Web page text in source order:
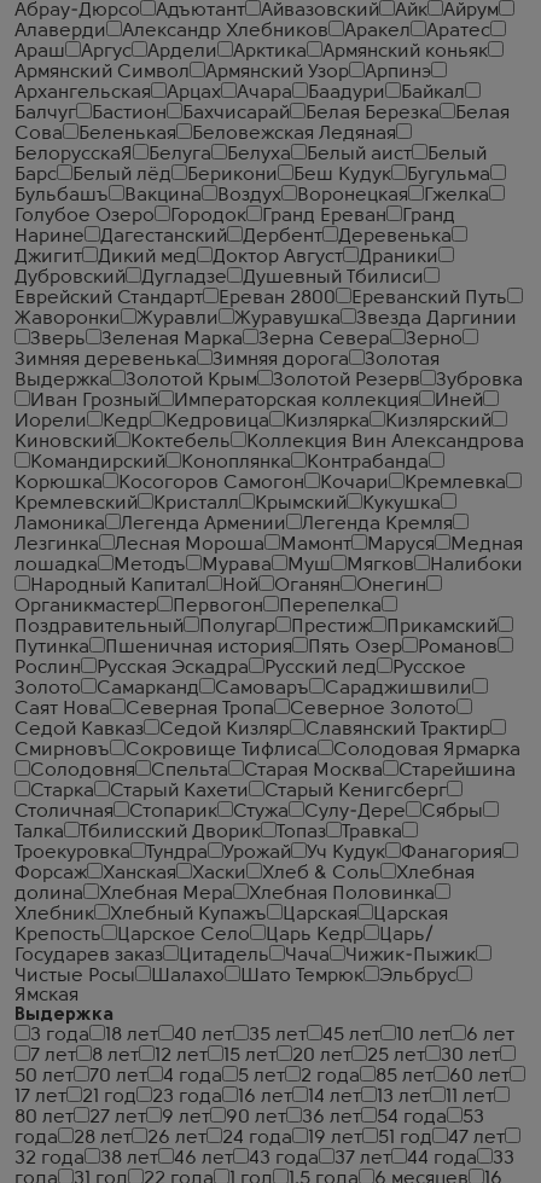
Абрау-Дюрсо
Адъютант Айвазовский Айк
Айрум
Алаверди
Александр Хлебников Аракел
Аратес
Араш
Аргус Ардели Арктика
Армянский коньяк
Армянский Символ
Армянский Узор
Арпинэ
Архангельская
Арцах Ачара Баадури
Байкал
Балчуг
Бастион Бахчисарай Белая Березка
Белая
Сова
Беленькая
Беловежская Ледяная
БелорусскаЯ
Белуга Белуха Белый аист
Белый
Барс
Белый лёд Берикони Беш Кудук
Бугульма
Бульбашъ
Вакцина Воздух Воронецкая
Гжелка
Голубое Озеро
Городок Гранд Ереван
Гранд
Нарине
Дагестанский Дербент
Деревенька
Джигит
Дикий мед Доктор Август
Драники
Дубровский
Дугладзе
Душевный Тбилиси
Еврейский Стандарт
Ереван 2800
Ереванский Путь
Жаворонки
Журавли Журавушка
Звезда Даргинии
Зверь
Зеленая Марка Зерна Севера
Зерно
Зимняя деревенька
Зимняя дорога
Золотая
Выдержка
Золотой Крым Золотой Резерв
Зубровка
Иван Грозный
Императорская коллекция
Иней
Иорели
Кедр Кедровица Кизлярка
Кизлярский
Киновский
Коктебель
Коллекция Вин Александрова
Командирский
Коноплянка
Контрабанда
Корюшка
Косогоров Самогон Кочари
Кремлевка
Кремлевский
Кристалл Крымский
Кукушка
Ламоника
Легенда Армении
Легенда Кремля
Лезгинка
Лесная Мороша Мамонт Маруся
Медная
лошадка
Методъ Мурава Муш Мягков
Налибоки
Народный Капитал
Ной Оганян
Онегин
Органикмастер
Первогон
Перепелка
Поздравительный
Полугар Престиж
Прикамский
Путинка
Пшеничная история Пять Озер
Романов
Рослин
Русская Эскадра Русский лед
Русское
Золото
Самарканд Самоваръ
Сараджишвили
Саят Нова
Северная Тропа
Северное Золото
Седой Кавказ
Седой Кизляр
Славянский Трактир
Смирновъ
Сокровище Тифлиса
Солодовая Ярмарка
Солодовня
Спельта Старая Москва
Старейшина
Старка
Старый Кахети
Старый Кенигсберг
Столичная
Стопарик Стужа Сулу-Дере
Сябры
Талка
Тбилисский Дворик Топаз
Травка
Троекуровка
Тундра Урожай Уч Кудук
Фанагория
Форсаж
Ханская Хаски Хлеб & Соль
Хлебная
долина
Хлебная Мера
Хлебная Половинка
Хлебник
Хлебный Купажъ Царская
Царская
Крепость
Царское Село Царь Кедр
Царь/
Государев заказ
Цитадель Чача
Чижик-Пыжик
Чистые Росы
Шалахо Шато Темрюк
Эльбрус
Ямская
Выдержка
3 года
18 лет 40 лет 35 лет 45 лет 10 лет
6 лет
7 лет
8 лет 12 лет 15 лет 20 лет 25 лет
30 лет
50 лет
70 лет 4 года 5 лет 2 года 85 лет
60 лет
17 лет
21 год 23 года 16 лет 14 лет 13 лет
11 лет
80 лет
27 лет 9 лет 90 лет 36 лет 54 года
53
года
28 лет 26 лет 24 года 19 лет 51 год
47 лет
32 года
38 лет 46 лет 43 года 37 лет 44 года
33